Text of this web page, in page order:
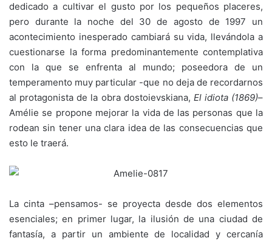
dedicado a cultivar el gusto por los pequeños placeres,
pero durante la noche del 30 de agosto de 1997 un
acontecimiento inesperado cambiará su vida, llevándola a
cuestionarse la forma predominantemente contemplativa
con la que se enfrenta al mundo; poseedora de un
temperamento muy particular -que no deja de recordarnos
al protagonista de la obra dostoievskiana, El idiota (1869)–
Amélie se propone mejorar la vida de las personas que la
rodean sin tener una clara idea de las consecuencias que
esto le traerá.
La cinta –pensamos- se proyecta desde dos elementos
esenciales; en primer lugar, la ilusión de una ciudad de
fantasía, a partir un ambiente de localidad y cercanía